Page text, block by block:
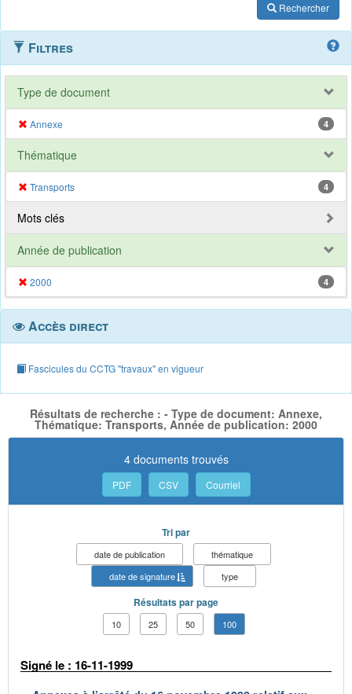
Rechercher
Filtres
Type de document
Annexe 4
Thématique
Transports 4
Mots clés
Année de publication
2000 4
Accès direct
Fascicules du CCTG "travaux" en vigueur
Résultats de recherche : - Type de document: Annexe,
Thématique: Transports, Année de publication: 2000
4 documents trouvés
PDF CSV Courriel
Tri par
date de publication
thématique
date de signature
type
Résultats par page
10 25 50 100
Signé le : 16-11-1999